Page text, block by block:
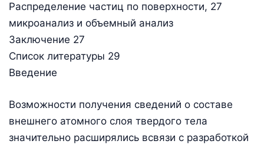
Распределение частиц по поверхности, 27
микроанализ и объемный анализ
Заключение 27
Список литературы 29
Введение
Возможности получения сведений о составе
внешнего атомного слоя твердого тела
значительно расширялись всвязи с разработкой